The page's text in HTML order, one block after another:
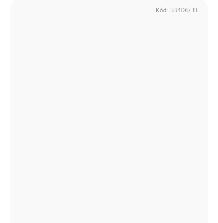
Kód: 38406/BIL